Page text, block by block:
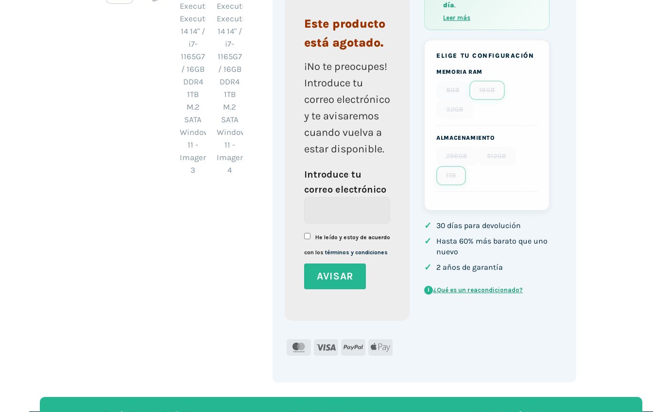
Este producto
está agotado.
¡No te preocupes!
Introduce tu
correo electrónico
y te avisaremos
cuando vuelva a
estar disponible.
Introduce tu
correo electrónico
He leído y estoy de acuerdo
con lostérminos y condiciones
MasterCard
Visa PayPal Apple
día.
Leer más
ELIGE TU CONFIGURACIÓN
MEMORIA RAM
8GB 16GB
32GB
ALMACENAMIENTO
256GB 512GB
1TB
✓ 30 días para devolución
✓
Hasta 60% más barato que uno
nuevo
✓ 2 años de garantía
i ¿Qué es un reacondicionado?